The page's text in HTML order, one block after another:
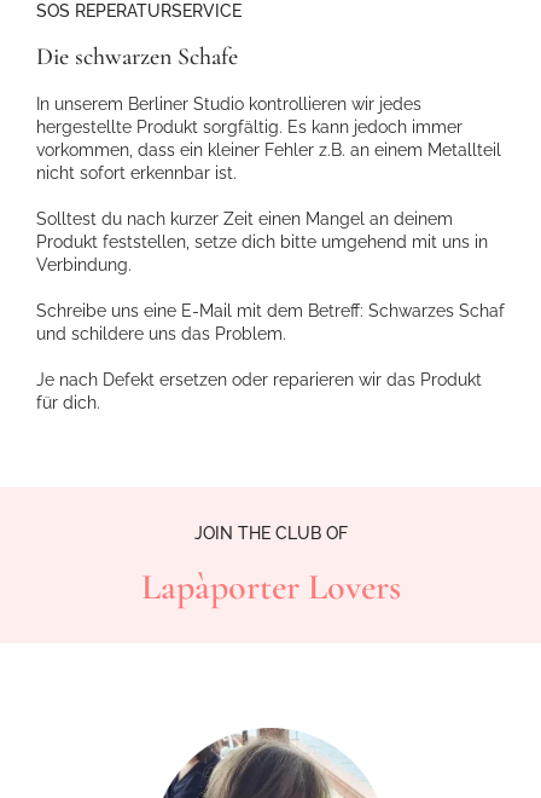
SOS REPERATURSERVICE
Die schwarzen Schafe
In unserem Berliner Studio kontrollieren wir jedes
hergestellte Produkt sorgfältig. Es kann jedoch immer
vorkommen, dass ein kleiner Fehler z.B. an einem Metallteil
nicht sofort erkennbar ist.
Solltest du nach kurzer Zeit einen Mangel an deinem
Produkt feststellen, setze dich bitte umgehend mit uns in
Verbindung.
Schreibe uns eine E-Mail mit dem Betreff: Schwarzes Schaf
und schildere uns das Problem.
Je nach Defekt ersetzen oder reparieren wir das Produkt
für dich.
JOIN THE CLUB OF
Lapàporter Lovers